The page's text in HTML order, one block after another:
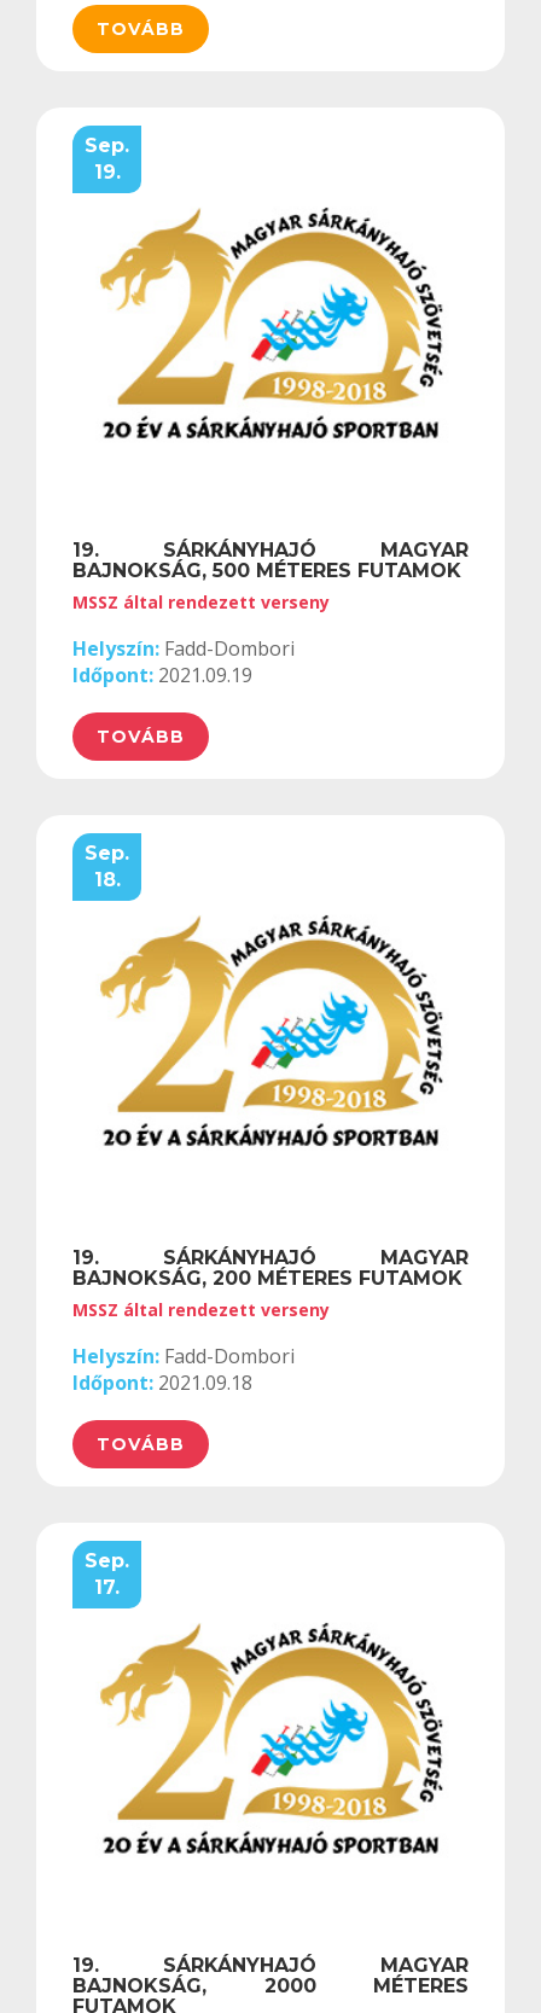
TOVÁBB
Sep.
19.
19. SÁRKÁNYHAJÓ MAGYAR
BAJNOKSÁG, 500 MÉTERES FUTAMOK
MSSZ által rendezett verseny
Helyszín: Fadd-Dombori
Időpont: 2021.09.19
TOVÁBB
Sep.
18.
19. SÁRKÁNYHAJÓ MAGYAR
BAJNOKSÁG, 200 MÉTERES FUTAMOK
MSSZ által rendezett verseny
Helyszín: Fadd-Dombori
Időpont: 2021.09.18
TOVÁBB
Sep.
17.
19. SÁRKÁNYHAJÓ MAGYAR
BAJNOKSÁG, 2000 MÉTERES
FUTAMOK